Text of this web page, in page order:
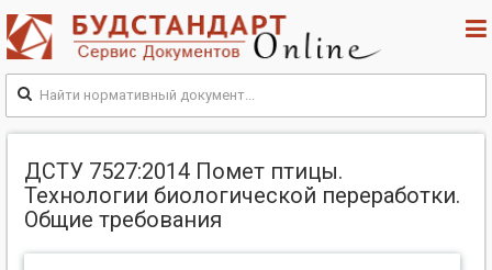
ДСТУ 7527:2014 Помет птицы.
Технологии биологической переработки.
Общие требования